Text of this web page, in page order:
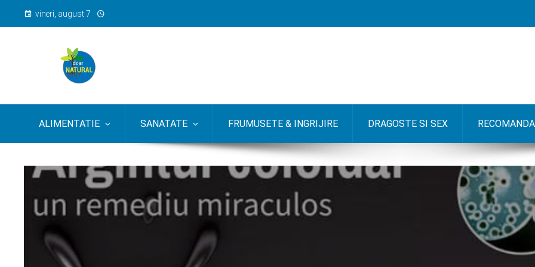
vineri, august 7
ALIMENTATIE SANATATE FRUMUSETE & INGRIJIRE DRAGOSTE SI SEX